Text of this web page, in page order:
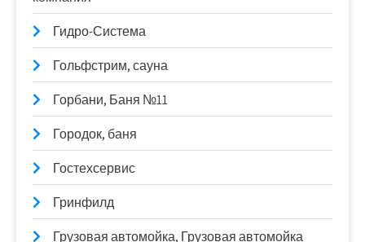
Гидро-Система
Гольфстрим, сауна
Горбани, Баня №11
Городок, баня
Гостехсервис
Гринфилд
Грузовая автомойка, Грузовая автомойка